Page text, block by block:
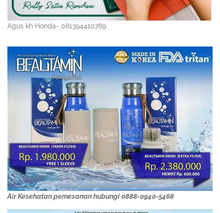
Agus kh Honda- 081394410789
Air Kesehatan pemesanan hubungi 0888-0940-5468